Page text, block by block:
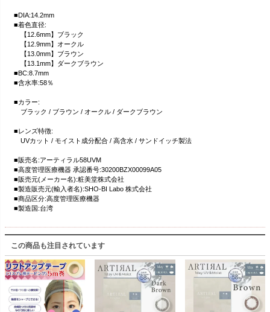
■DIA:14.2mm
■着色直径:
【12.6mm】ブラック
【12.9mm】オークル
【13.0mm】ブラウン
【13.1mm】ダークブラウン
■BC:8.7mm
■含水率:58％
■カラー:
ブラック / ブラウン / オークル / ダークブラウン
■レンズ特徴:
UVカット / モイスト成分配合 / 高含水 / サンドイッチ製法
■販売名:アーティラル58UVM
■高度管理医療機器 承認番号:30200BZX00099A05
■販売元(メーカー名):粧美堂株式会社
■製造販売元(輸入者名):SHO-BI Labo 株式会社
■商品区分:高度管理医療機器
■製造国:台湾
この商品も注目されています